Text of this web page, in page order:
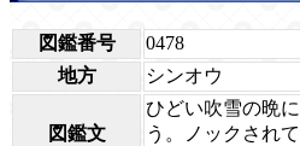
図鑑番号
0478
地方
シンオウ
図鑑文
ひどい吹雪の晩
う。ノックされ